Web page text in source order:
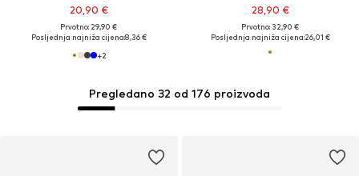
20,90 €
Prvotno: 29,90 €
Posljednja najniža cijena:8,36 €
+2
28,90 €
Prvotno: 32,90 €
Posljednja najniža cijena:26,01 €
Pregledano 32 od 176 proizvoda